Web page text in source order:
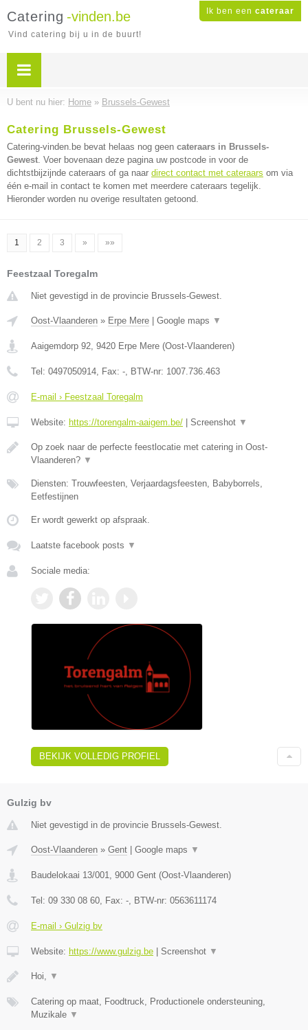
Ik ben een cateraar
Catering -vinden.be
Vind catering bij u in de buurt!
U bent nu hier: Home » Brussels-Gewest
Catering Brussels-Gewest
Catering-vinden.be bevat helaas nog geen cateraars in Brussels-
Gewest. Voer bovenaan deze pagina uw postcode in voor de
dichtstbijzijnde cateraars of ga naar direct contact met cateraars om via
één e-mail in contact te komen met meerdere cateraars tegelijk.
Hieronder worden nu overige resultaten getoond.
1 2 3 » »»
Feestzaal Toregalm
Niet gevestigd in de provincie Brussels-Gewest.
Oost-Vlaanderen » Erpe Mere Google maps ▼
Aaigemdorp 92, 9420 Erpe Mere (Oost-Vlaanderen)
Tel: 0497050914, Fax: -, BTW-nr: 1007.736.463
E-mail › Feestzaal Toregalm
Website: https://torengalm-aaigem.be/ Screenshot ▼
Op zoek naar de perfecte feestlocatie met catering in Oost-
Vlaanderen? ▼
Diensten: Trouwfeesten, Verjaardagsfeesten, Babyborrels,
Eetfestijnen
Er wordt gewerkt op afspraak.
Laatste facebook posts ▼
Sociale media:
BEKIJK VOLLEDIG PROFIEL
Gulzig bv
Niet gevestigd in de provincie Brussels-Gewest.
Oost-Vlaanderen » Gent Google maps ▼
Baudelokaai 13/001 9000 Gent (Oost-Vlaanderen)
Tel: 09 330 08 60 , Fax: - , BTW-nr: 0563611174
E-mail › Gulzig bv
Website: https://www.gulzig.be Screenshot ▼
Hoi, ▼
Catering op maat, Foodtruck, Productionele ondersteuning,
Muzikale ▼